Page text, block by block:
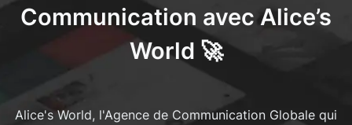
Communication avec Alice’s
World 🚀
Alice's World, l'Agence de Communication Globale qui